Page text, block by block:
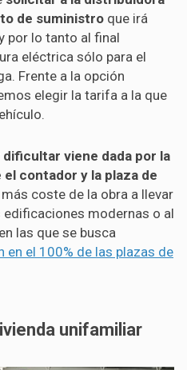
de suministro que irá
por lo tanto al final
eléctrica sólo para el
Frente a la opción
elegir la tarifa a la que
dificultar viene dada por la
contador y la plaza de
coste de la obra a llevar
edificaciones modernas o al
las que se busca
en el 100% de las plazas de
unifamiliar